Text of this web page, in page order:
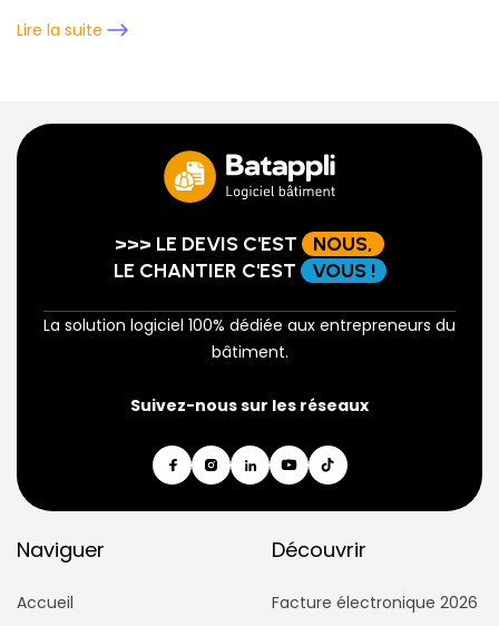
Lire la suite
>>> LE DEVIS C'EST
NOUS,
LE CHANTIER C'EST
VOUS !
La solution logiciel 100% dédiée aux entrepreneurs du
bâtiment.
Suivez-nous sur les réseaux
Naviguer
Accueil
Découvrir
Facture électronique 2026